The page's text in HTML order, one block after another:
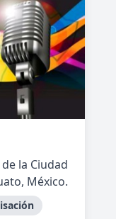
la Ciudad
México.